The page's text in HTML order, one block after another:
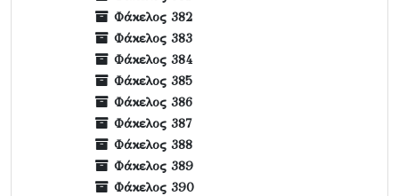
Φάκελος 382
Φάκελος 383
Φάκελος 384
Φάκελος 385
Φάκελος 386
Φάκελος 387
Φάκελος 388
Φάκελος 389
Φάκελος 390